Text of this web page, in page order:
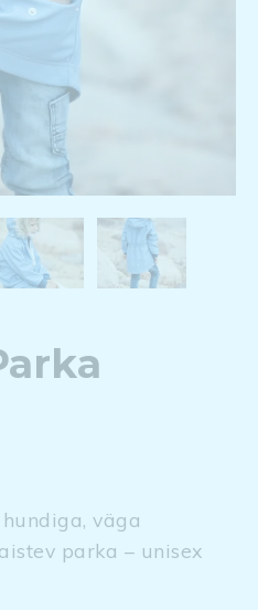
väga
parka – unisex